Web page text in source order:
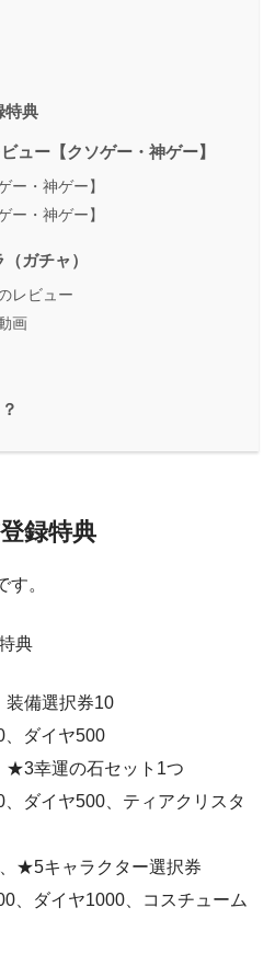
特典
ュー【クソゲー・神ゲー】
ー・神ゲー】
ー・神ゲー】
ガチャ）
レビュー
画
録特典
す。
装備選択券10
、ダイヤ500
★3幸運の石セット1つ
ダイヤ500、ティアクリスタ
★5キャラクター選択券
、ダイヤ1000、コスチューム